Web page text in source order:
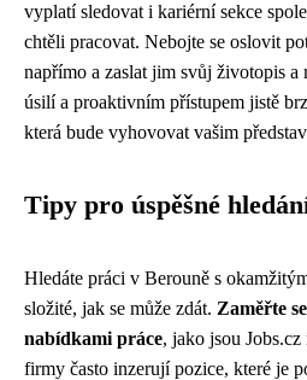
vyplatí sledovat i kariérní sekce
chtěli pracovat. Nebojte se oslovit
napřímo a zaslat jim svůj životopis a
úsilí a proaktivním přístupem jistě
která bude vyhovovat vašim
Tipy pro úspěšné
Hledáte práci v Berouně s
složité, jak se může zdát. Zaměřte
nabídkami práce, jako jsou
firmy často inzerují pozice, které je